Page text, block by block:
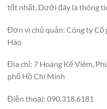
tốt nhất. Dưới đây là thông
Đơn vị chủ quản: Công ty
Hào
Địa chỉ: 7 Hoàng Kế Viêm,
phố Hồ Chí Minh
Điện thoại: 090.318.6181